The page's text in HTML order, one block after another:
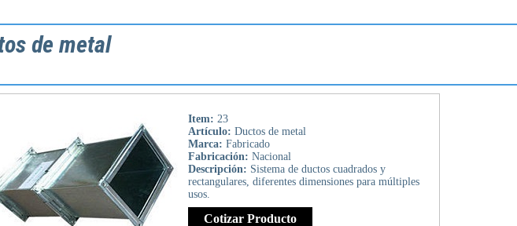
de metal
Item:23
Artículo:Ductos de metal
Marca:Fabricado
Fabricación:Nacional
Descripción: Sistema de ductos cuadrados y
rectangulares, diferentes dimensiones para múltiples
usos.
Cotizar Producto